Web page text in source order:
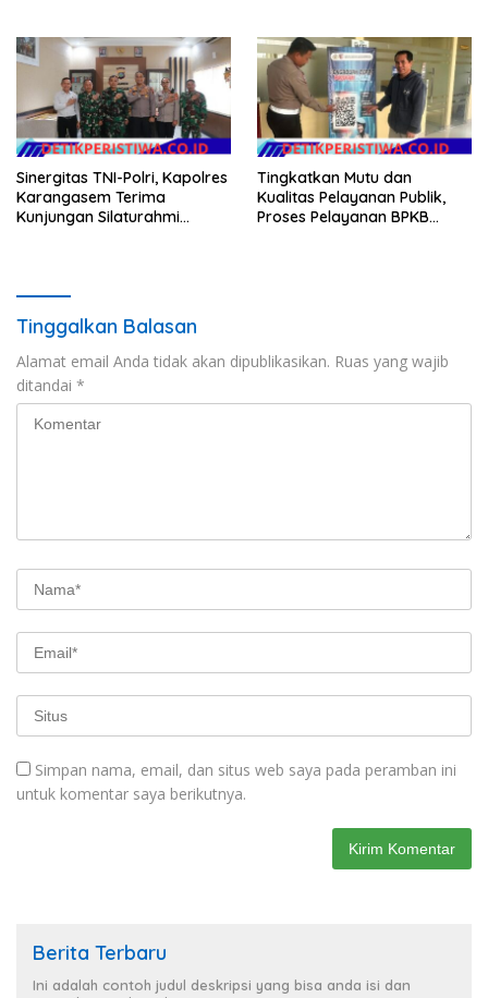
Samsat
Sinergitas TNI-Polri, Kapolres
Karangasem Terima
Kunjungan Silaturahmi
Tingkatkan Mutu dan
Kualitas Pelayanan Publik,
Proses Pelayanan BPKB
Tinggalkan Balasan
Alamat email Anda tidak akan dipublikasikan. Ruas yang wajib
ditandai *
Simpan nama, email, dan situs web saya pada peramban ini
untuk komentar saya berikutnya.
Berita Terbaru
Ini adalah contoh judul deskripsi yang bisa anda isi dan